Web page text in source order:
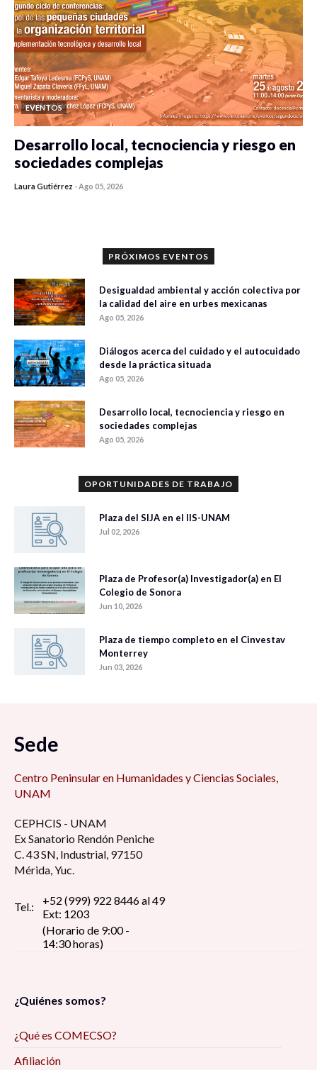
EVENTOS
Desarrollo local, tecnociencia y riesgo en
sociedades complejas
Laura Gutiérrez -Ago 05, 2026
PRÓXIMOS EVENTOS
Desigualdad ambiental y acción colectiva por
la calidad del aire en urbes mexicanas
Ago 05, 2026
Diálogos acerca del cuidado y el autocuidado
desde la práctica situada
Ago 05, 2026
Desarrollo local, tecnociencia y riesgo en
sociedades complejas
Ago 05, 2026
OPORTUNIDADES DE TRABAJO
Plaza del SIJA en el IIS-UNAM
Jul 02, 2026
Plaza de Profesor(a) Investigador(a) en El
Colegio de Sonora
Jun 10, 2026
Plaza de tiempo completo en el Cinvestav
Monterrey
Jun 03, 2026
Sede
Centro Peninsular en Humanidades y Ciencias Sociales,
UNAM
CEPHCIS - UNAM
Ex Sanatorio Rendón Peniche
C. 43 SN, Industrial, 97150
Mérida, Yuc.
Tel.:
+52 (999) 922 8446 al 49
Ext: 1203
(Horario de 9:00 -
14:30 horas)
¿Quiénes somos?
¿Qué es COMECSO?
Afiliación